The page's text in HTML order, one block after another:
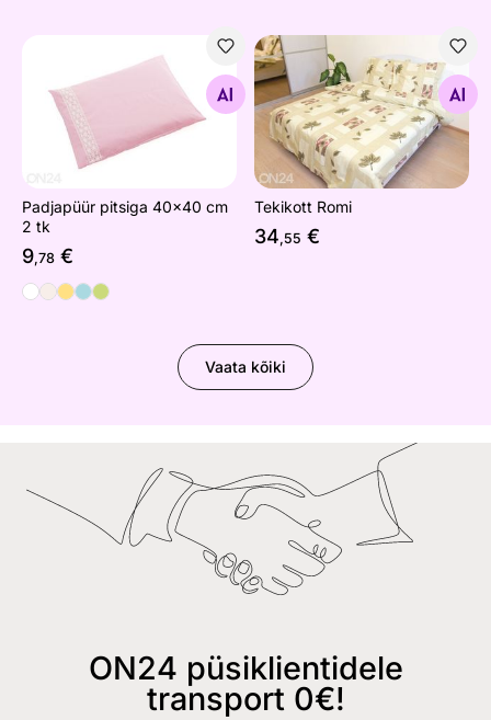
Padjapüür pitsiga 40x40 cm 2 tk
Otsi sarnaseid
Padjapüür pitsiga 40x40 cm
2 tk
9,78 €
Tekikott Romi
Otsi sarnaseid
Tekikott Romi
34,55 €
Vaata kõiki
ON24 püsiklientidele
transport 0€!